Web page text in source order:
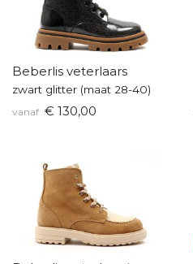
Beberlis veterlaars
zwart glitter (maat 28-40)
vanaf € 130,00